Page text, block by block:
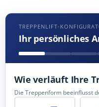
TREPPENLIFT-
Ihr persönliches
Wie verläuft Ihre
Die Treppenform beeinflusst